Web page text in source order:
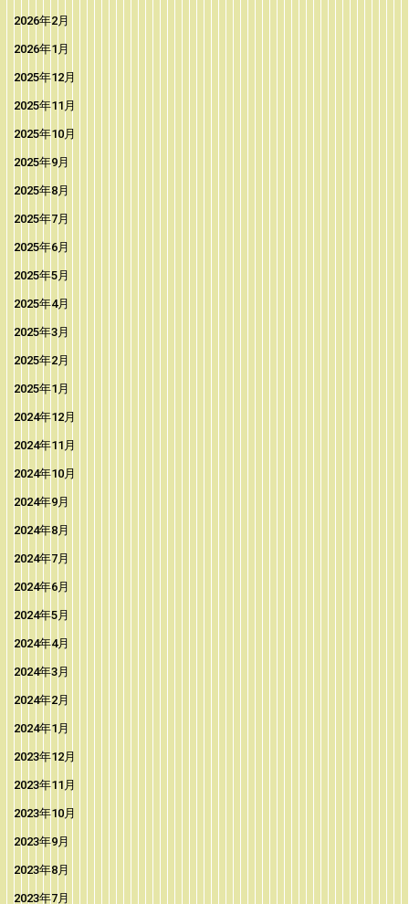
2026年2月
2026年1月
2025年12月
2025年11月
2025年10月
2025年9月
2025年8月
2025年7月
2025年6月
2025年5月
2025年4月
2025年3月
2025年2月
2025年1月
2024年12月
2024年11月
2024年10月
2024年9月
2024年8月
2024年7月
2024年6月
2024年5月
2024年4月
2024年3月
2024年2月
2024年1月
2023年12月
2023年11月
2023年10月
2023年9月
2023年8月
2023年7月